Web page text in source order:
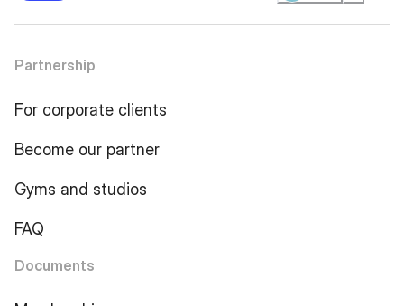
Partnership
For corporate clients
Become our partner
Gyms and studios
FAQ
Documents